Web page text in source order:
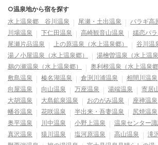
○温泉地から宿を探す
水上温泉郷 谷川温泉
尾瀬・土出温泉 バラギ高
川場温泉
下仁田温泉 高崎観音山温泉
嬬恋バ
尾瀬片品温泉
上の原温泉（水上温泉郷）
谷川温
湯ノ小屋温泉（水上温泉郷）
湯檜曽温泉（水上温泉
鵜の瀬温泉（水上温泉郷）
奥利根温泉（水上温泉郷
敷島温泉
榛名湖温泉 倉渕川浦温泉 相間川温泉
向屋温泉
向山温泉 万座温泉 湯端温泉 寄居
大胡温泉
大島鉱泉温泉 おのがみ温泉 座禅温泉
幡谷温泉
花咲温泉 半出来・吾妻温泉 尻焼温泉
奥平温泉
川中温泉 小野上温泉 温泉センター
真沢温泉
猿川温泉 塩河原温泉 高山温泉 滝